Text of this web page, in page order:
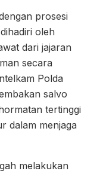
prosesi
oleh
dari jajaran
secara
Polda
salvo
tertinggi
dalam menjaga
melakukan